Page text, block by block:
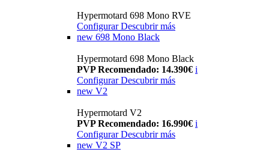
Hypermotard 698 Mono RVE
Configurar Descubrir más
new 698 Mono Black
Hypermotard 698 Mono Black
PVP Recomendado: 14.390€ i
Configurar Descubrir más
new V2
Hypermotard V2
PVP Recomendado: 16.990€ i
Configurar Descubrir más
new V2 SP